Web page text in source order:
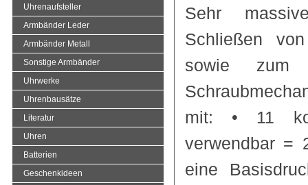
Sehr
Schließen
sowie zum
mit: • 11
verwendbar =
eine
Uhrenaufsteller
Armbänder Leder
Armbänder Metall
Sonstige Armbänder
Uhrwerke
Uhrenbausätze
Literatur
Uhren
Batterien
Geschenkideen